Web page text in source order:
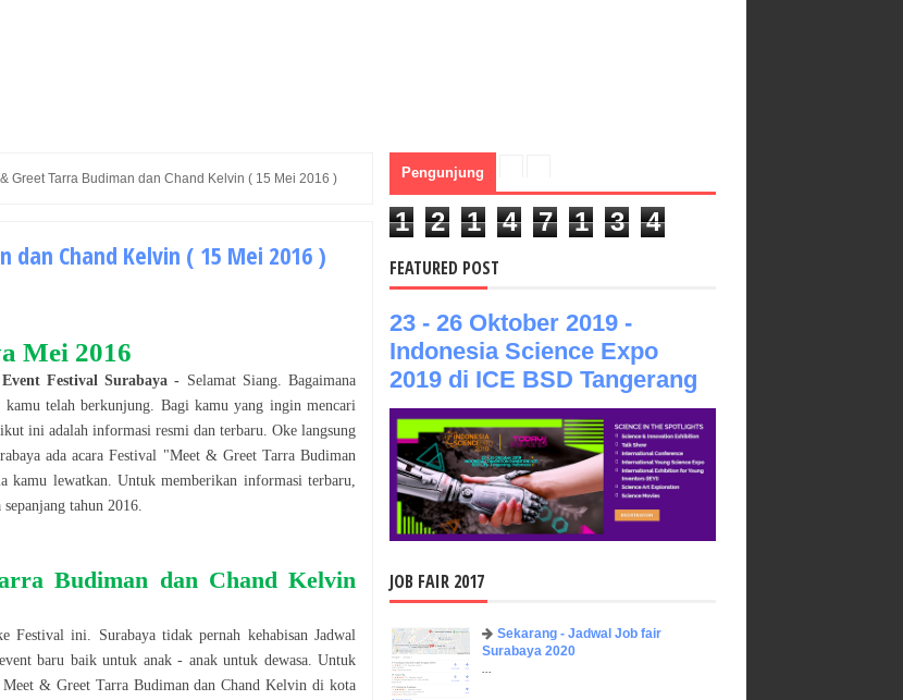
Greet Tarra Budiman dan Chand Kelvin ( 15 Mei 2016 )
Chand Kelvin ( 15 Mei 2016 )
Mei 2016
Festival Surabaya - Selamat Siang. Bagaimana
kamu telah berkunjung. Bagi kamu yang ingin mencari
ini adalah informasi resmi dan terbaru. Oke langsung
ada acaraFestival "Meet & Greet Tarra Budiman
kamu lewatkan. Untuk memberikan informasi terbaru,
sepanjang tahun 2016
Budiman dan Chand Kelvin
Festival ini. Surabayatidak pernah kehabisan Jadwal
baru baik untuk anak - anak untuk dewasa. Untuk
Meet & Greet Tarra Budiman dan Chand Kelvin di kota
Pengunjung
1 2 1 4 7 1 3 4
FEATURED POST
23 - 26 Oktober 2019 -
Indonesia Science Expo
2019 di ICE BSD Tangerang
JOB FAIR 2017
Sekarang - Jadwal Job fair
Surabaya 2020
...